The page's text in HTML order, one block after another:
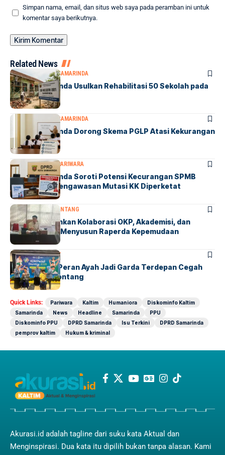
Simpan nama, email, dan situs web saya pada peramban ini untuk
komentar saya berikutnya.
Related News
DPRD SAMARINDASAMARINDA
DPRD Samarinda Usulkan Rehabilitasi 50 Sekolah pada
2027
DPRD SAMARINDA SAMARINDA
DPRD Samarinda Dorong Skema PGLP Atasi Kekurangan
500 Guru
DPRD SAMARINDA PARIWARA
DPRD Samarinda Soroti Potensi Kecurangan SPMB
2027, Minta Pengawasan Mutasi KK Diperketat
BONTANG DPRD BONTANG
Winardi Tekankan Kolaborasi OKP, Akademisi, dan
Pemda dalam Menyusun Raperda Kepemudaan
BONTANGSOCIETY
KDM Dorong Peran Ayah Jadi Garda Terdepan Cegah
Stunting di Bontang
Quick Links: Pariwara Kaltim Humaniora
Diskominfo Kaltim
Samarinda
News Headline Samarinda
PPU
Diskominfo PPU
DPRD Samarinda Isu Terkini
DPRD Samarinda
pemprov kaltim
Hukum & kriminal
Akurasi.id adalah tagline dari suku kata Aktual dan
Menginspirasi. Dua kata itu dipilih bukan tanpa alasan. Kami